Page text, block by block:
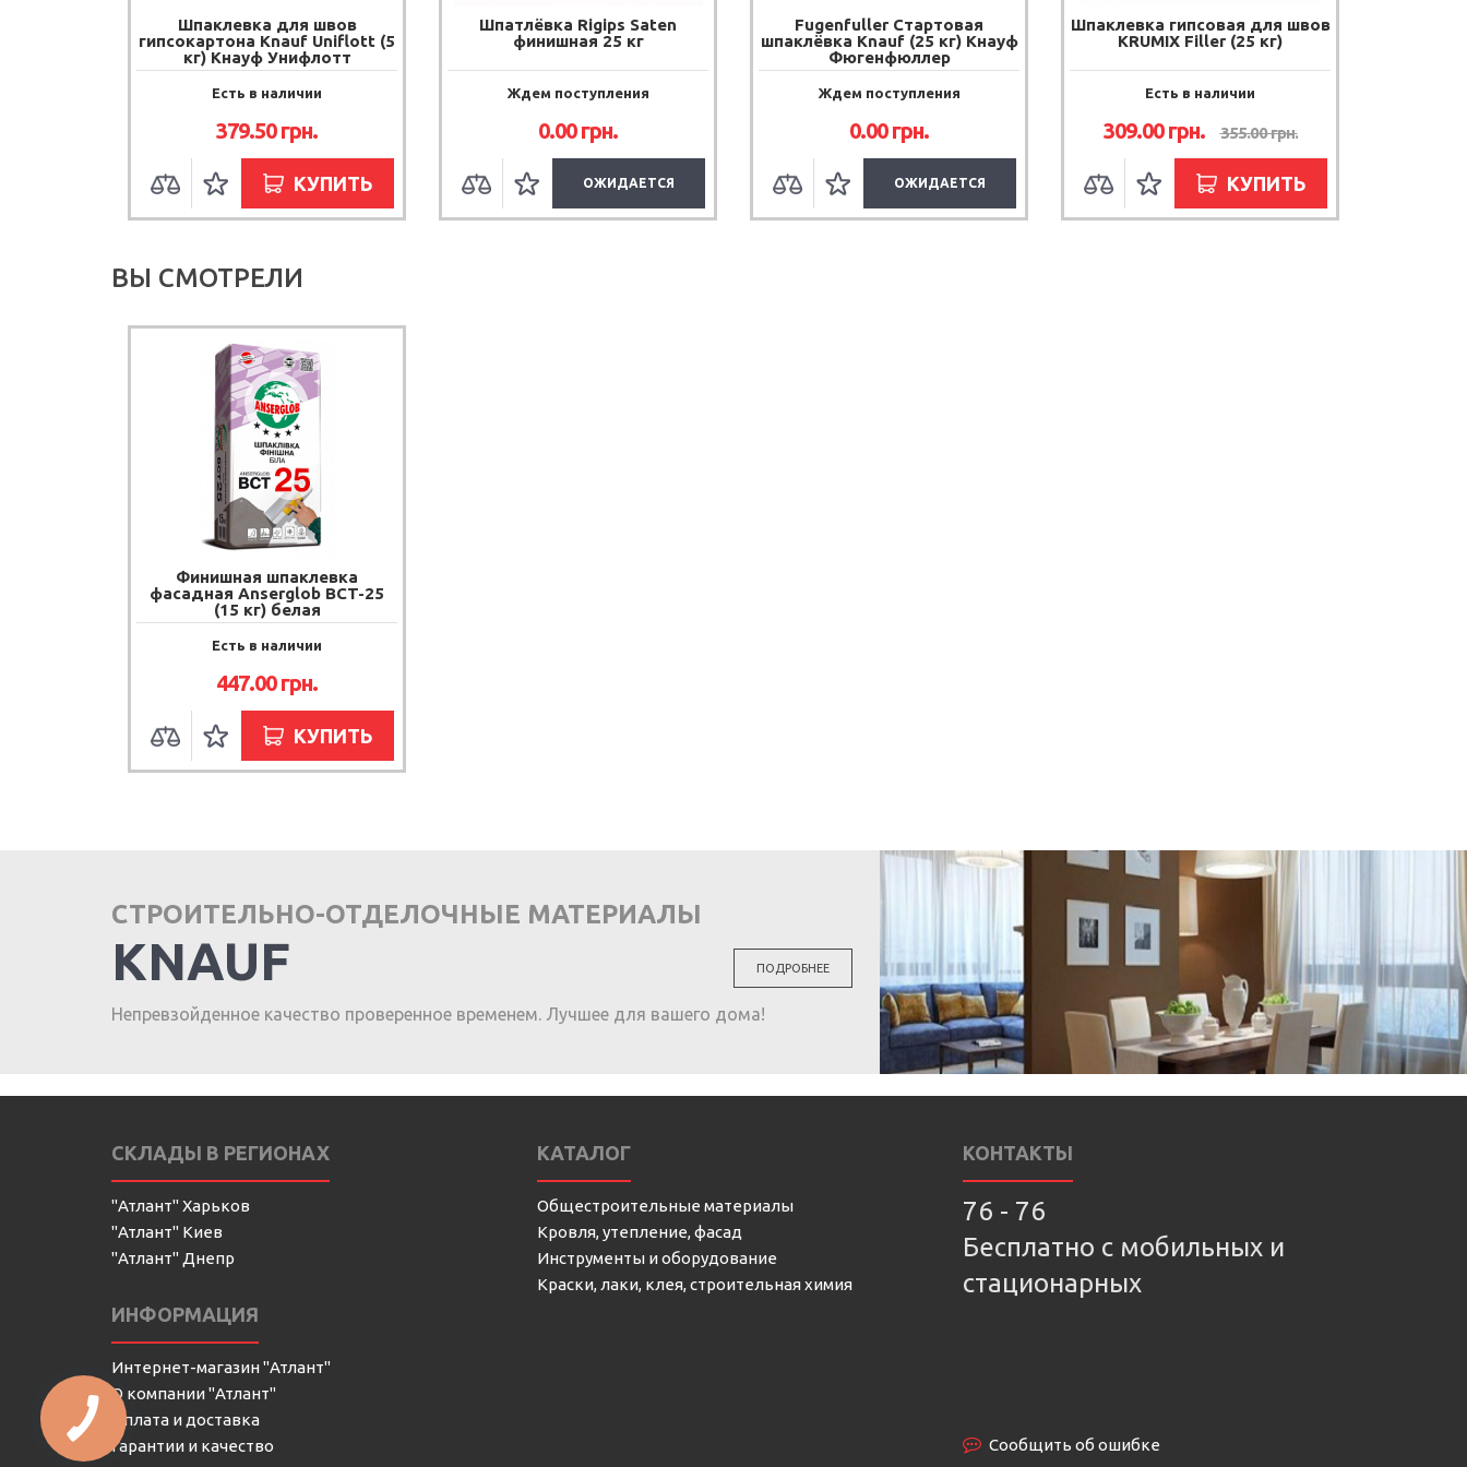
Шпаклевка для швов
гипсокартона Knauf Uniflott (5
кг) Кнауф Унифлотт
Есть в наличии
379.50грн.
КУПИТЬ
Шпатлёвка Rigips Saten
финишная 25 кг
Ждем поступления
0.00грн.
ОЖИДАЕТСЯ
Fugenfuller Стартовая
шпаклёвка Knauf (25 кг) Кнауф
Фюгенфюллер
Ждем поступления
0.00грн.
ОЖИДАЕТСЯ
Шпаклевка гипсовая для швов
KRUMIX Filler (25 кг)
Есть в наличии
309.00грн. 355.00грн.
КУПИТЬ
ВЫ СМОТРЕЛИ
Финишная шпаклевка
фасадная Anserglob BCT-25
(15 кг) белая
Есть в наличии
447.00грн.
КУПИТЬ
СТРОИТЕЛЬНО-ОТДЕЛОЧНЫЕ МАТЕРИАЛЫ
KNAUF
Непревзойденное качество проверенное временем. Лучшее для вашего дома!
ПОДРОБНЕЕ
СКЛАДЫ В РЕГИОНАХ
"Атлант" Харьков
"Атлант" Киев
"Атлант" Днепр
ИНФОРМАЦИЯ
Интернет-магазин "Атлант"
О компании "Атлант"
Оплата и доставка
Гарантии и качество
КАТАЛОГ
Общестроительные материалы
Кровля, утепление, фасад
Инструменты и оборудование
Краски, лаки, клея, строительная химия
КОНТАКТЫ
76 - 76
Бесплатно с мобильных и
стационарных
Сообщить об ошибке